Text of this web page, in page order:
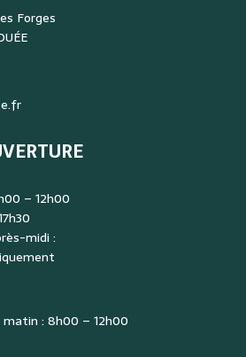
Forges
– 12h00
midi :
: 8h00 – 12h00